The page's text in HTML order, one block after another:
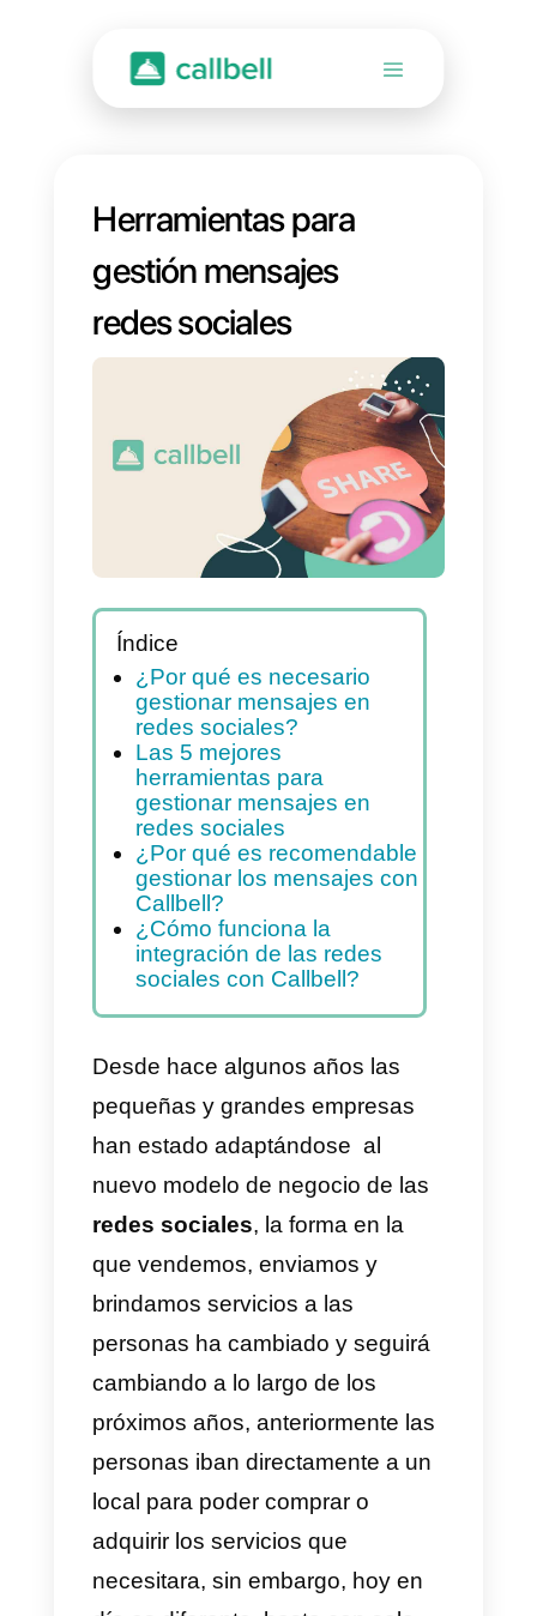
Herramientas para
gestión mensajes
redes sociales
Índice
¿Por qué es necesario
gestionar mensajes en
redes sociales?
Las 5 mejores
herramientas para
gestionar mensajes en
redes sociales
gestionar los mensajes con
Callbell?
¿Cómo funciona la
integración de las redes
sociales con Callbell?
Desde hace algunos años las
pequeñas y grandes empresas
han estado adaptándose al
nuevo modelo de negocio de las
redes sociales, la forma en la
que vendemos, enviamos y
brindamos servicios a las